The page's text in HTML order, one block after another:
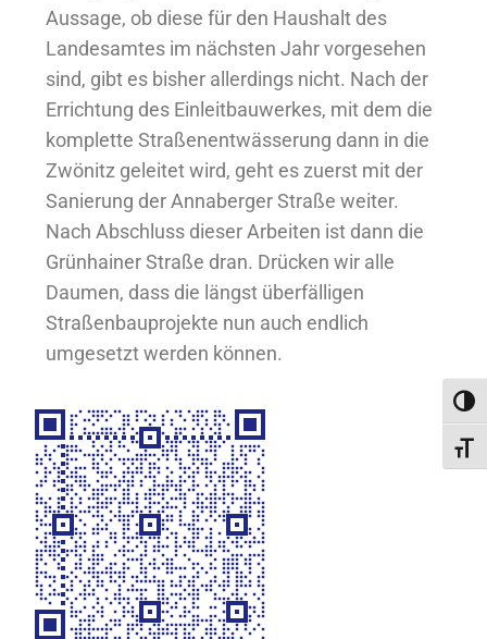
Aussage, ob diese für den Haushalt des
Landesamtes im nächsten Jahr vorgesehen
sind, gibt es bisher allerdings nicht. Nach der
Errichtung des Einleitbauwerkes, mit dem die
komplette Straßenentwässerung dann in die
Zwönitz geleitet wird, geht es zuerst mit der
Sanierung der Annaberger Straße weiter.
Nach Abschluss dieser Arbeiten ist dann die
Grünhainer Straße dran. Drücken wir alle
Daumen, dass die längst überfälligen
Straßenbauprojekte nun auch endlich
umgesetzt werden können.